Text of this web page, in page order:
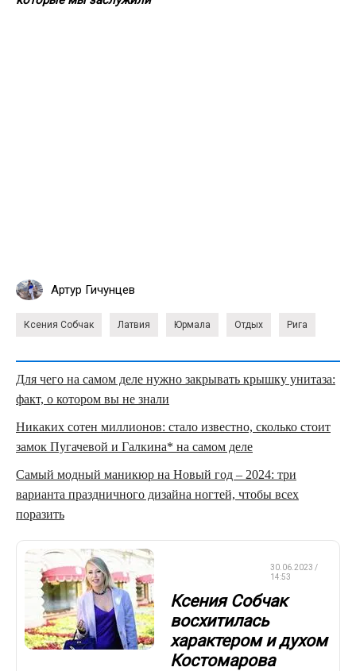
Артур Гичунцев
Ксения Собчак Латвия Юрмала Отдых Рига
Для чего на самом деле нужно закрывать крышку унитаза:
факт, о котором вы не знали
Никаких сотен миллионов: стало известно, сколько стоит
замок Пугачевой и Галкина* на самом деле
Самый модный маникюр на Новый год – 2024: три
варианта праздничного дизайна ногтей, чтобы всех
поразить
30.06.2023 /
14:53
Ксения Собчак
восхитилась
характером и духом
Костомарова